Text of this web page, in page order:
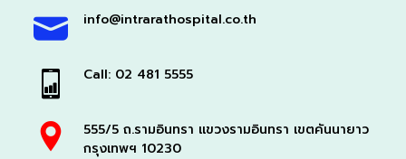
info@intrarathospital.co.th
Call: 02 481 5555
555/5 ถ.รามอินทรา แขวงรามอินทรา เขตคันนายาว
กรุงเทพฯ 10230